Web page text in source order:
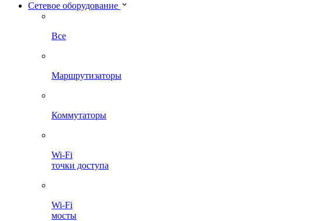
Сетевое оборудование
Все
Маршрутизаторы
Коммутаторы
Wi-Fi
точки доступа
Wi-Fi
мосты